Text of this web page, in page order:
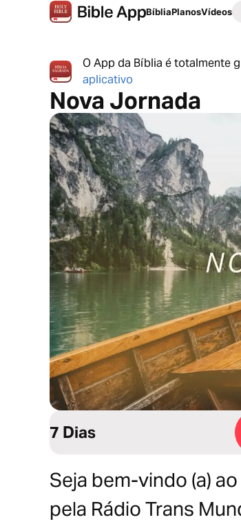
BíbliaPlanosVídeos
O App da Bíblia é totalmente
aplicativo
Nova Jornada
7 Dias
Seja bem-vindo (a)
pela Rádio Trans